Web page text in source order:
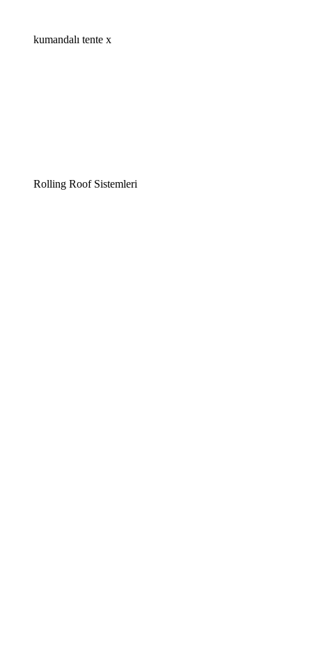
kumandalı tente x
Rolling Roof Sistemleri